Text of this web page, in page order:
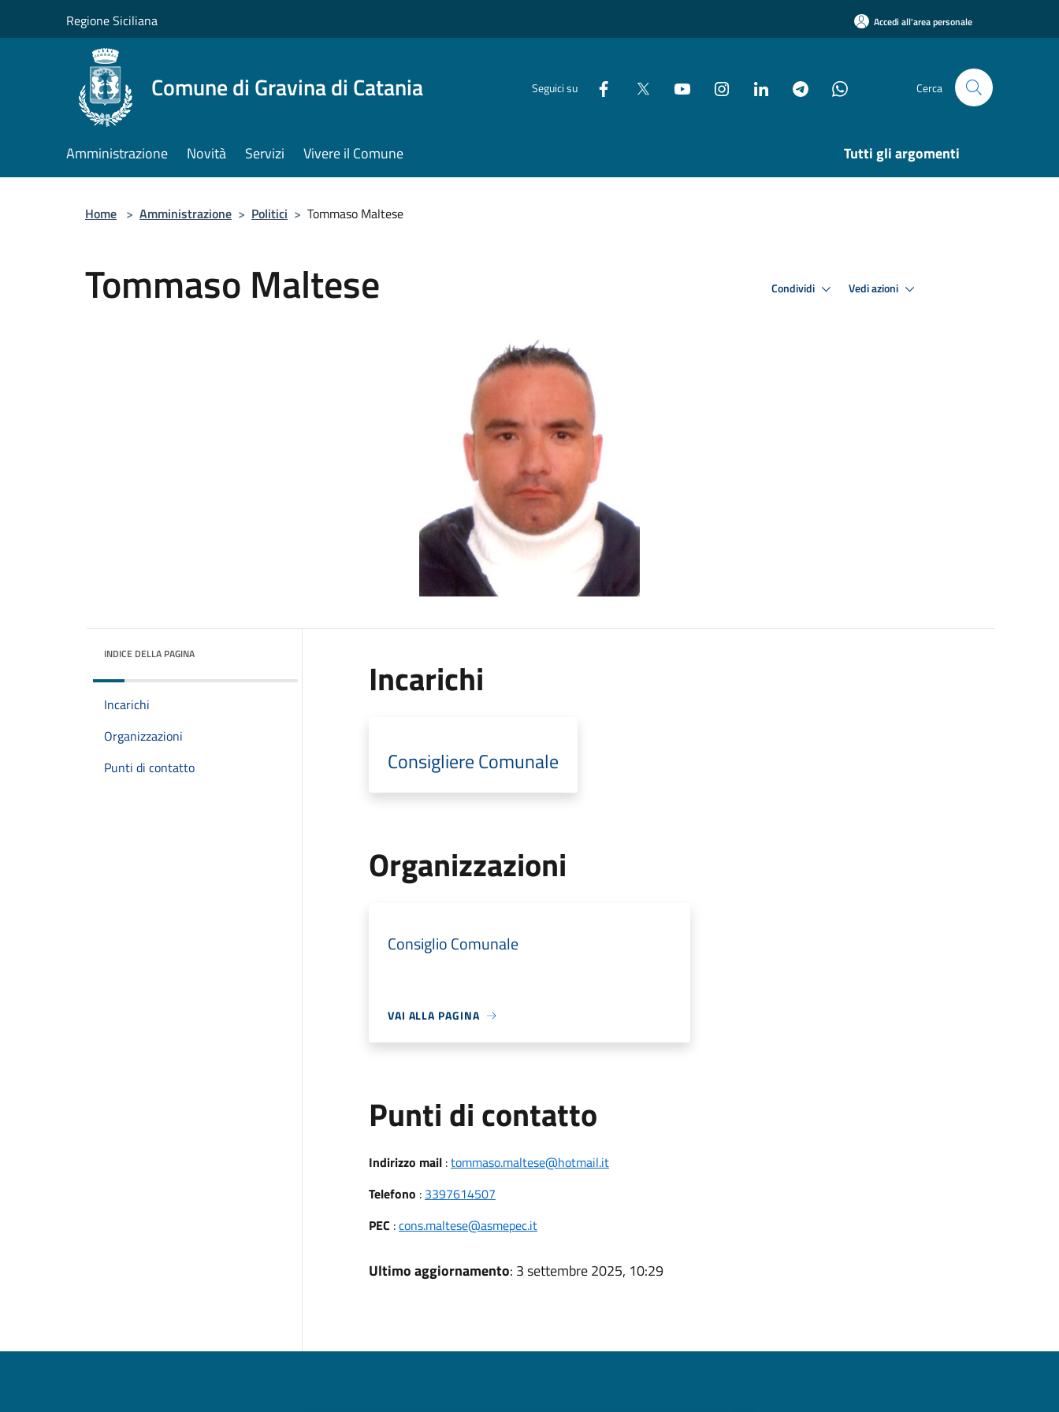
Regione Siciliana Accedi all'area personale
Comune di Gravina di Catania Seguici su Cerca
Amministrazione Novità Servizi Vivere il Comune Tutti gli argomenti
Home > Amministrazione > Politici > Tommaso Maltese
Tommaso Maltese Condividi Vedi azioni
INDICE DELLA PAGINA
Incarichi
Organizzazioni
Punti di contatto
Incarichi
Consigliere Comunale
Organizzazioni
Consiglio Comunale
VAI ALLA PAGINA
Punti di contatto
Indirizzo mail:tommaso.maltese@hotmail.it
Telefono : 3397614507
PEC :cons.maltese@asmepec.it
Ultimo aggiornamento: 3 settembre 2025, 10:29